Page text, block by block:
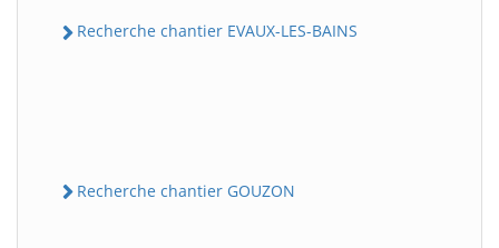
Recherche chantier EVAUX-LES-BAINS
Recherche chantier GOUZON